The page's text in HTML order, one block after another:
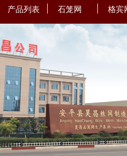
产品列表 石笼网 格宾